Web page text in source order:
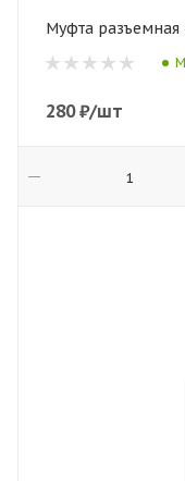
Муфта разъемная
280₽/шт